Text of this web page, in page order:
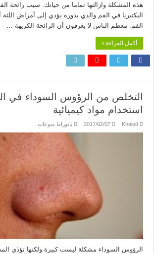
هذه المشكلة وازالتها تماما من حياتك. سبب رائحة
البكتيريا في الفم والذي بدوره يؤدي إلى أمراض
الفم. معظم الناس لا يعرفون أن الرائحة الكريهة …
أكمل القراءة »
التخلص من الرؤوس السوداء في
استخدام مواد كيميائية
Khaled
2017/02/07 بانوراما منوعات
الرؤوس السوداء مشكلة ليست كبيرة ولكنها تؤذي